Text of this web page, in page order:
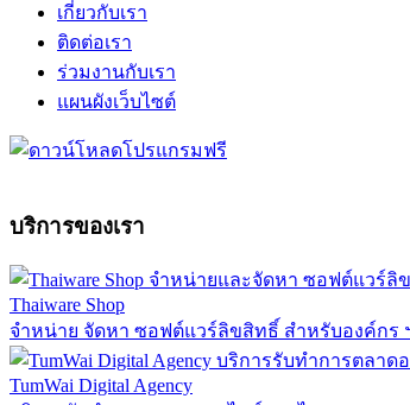
เกี่ยวกับเรา
ติดต่อเรา
ร่วมงานกับเรา
แผนผังเว็บไซต์
บริการของเรา
Thaiware Shop
จำหน่าย จัดหา ซอฟต์แวร์ลิขสิทธิ์ สำหรับองค์กร
TumWai Digital Agency